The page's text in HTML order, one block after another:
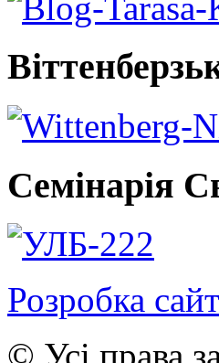
Семінарія
Розробка